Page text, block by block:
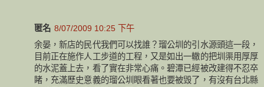
匿名 8/07/2009 10:25 下午
余晏，新店的民代我們可以找誰？瑠公圳的引水源頭這一段，
目前正在施作人工步道的工程，又是如出一轍的把圳渠用厚厚
的水泥蓋上去，看了實在非常心痛。碧潭已經被改建得不忍卒
睹，充滿歷史意義的瑠公圳眼看著也要被毁了，有沒有台北縣